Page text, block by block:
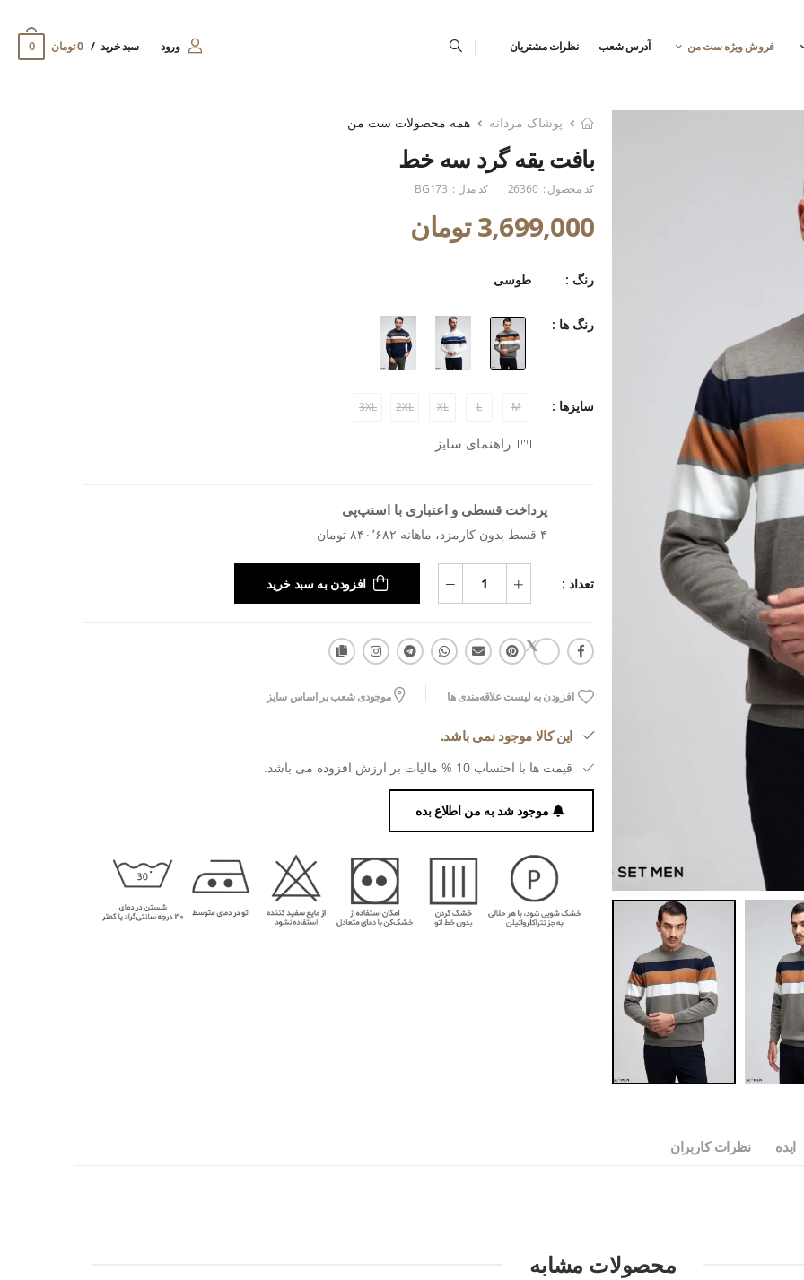
فروش ویژه ست من آدرس شعب نظرات مشتریان ورود سبد خرید 0 تومان 0
پوشاک مردانه همه محصولات ست من
بافت یقه گرد سه خط
کد محصول : 26360 کد مدل : BG173
3,699,000 تومان
رنگ : طوسی
رنگ ها :
سایزها : M
L
XL
2XL
3XL
راهنمای سایز
پرداخت قسطی و اعتباری با اسنپ‌پی
۴ قسط بدون کارمزد، ماهانه ۸۴۰٬۶۸۲ تومان
تعداد : افزودن به سبد خرید
افزودن به لیست علاقه‌مندی ها موجودی شعب بر اساس سایز
این کالا موجود نمی باشد.
قیمت ها با احتساب 10 % مالیات بر ارزش افزوده می باشد.
موجود شد به من اطلاع بده
ایده نظرات کاربران
محصولات مشابه